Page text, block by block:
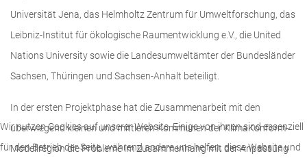
Universität Jena, das Helmholtz Zentrum für Umweltforschung, das
Leibniz-Institut für ökologische Raumentwicklung e.V., die United
Nations University sowie die Landesumweltämter der Bundesländer
Sachsen, Thüringen und Sachsen-Anhalt beteiligt.
In der ersten Projektphase hat die Zusammenarbeit mit den
überwiegend kleinen und mittleren Kommunen der KlimaKonform-
Modellregion die Probleme im Zusammenhang mit der Anpassung
Wir nutzen Cookies auf unserer Website. Einige von ihnen sind essenziell
für den Betrieb der Seite, während andere uns helfen, diese Website und